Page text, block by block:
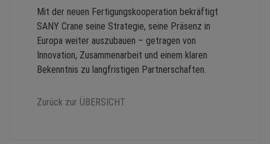
Mit der neuen Fertigungskooperation bekräftigt
SANY Crane seine Strategie, seine Präsenz in
Europa weiter auszubauen – getragen von
Innovation, Zusammenarbeit und einem klaren
Bekenntnis zu langfristigen Partnerschaften.
Zurück zur ÜBERSICHT